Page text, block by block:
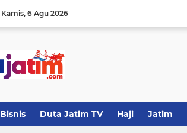
Kamis 6 Agu 2026
Bisnis Duta Jatim TV Haji Jatim